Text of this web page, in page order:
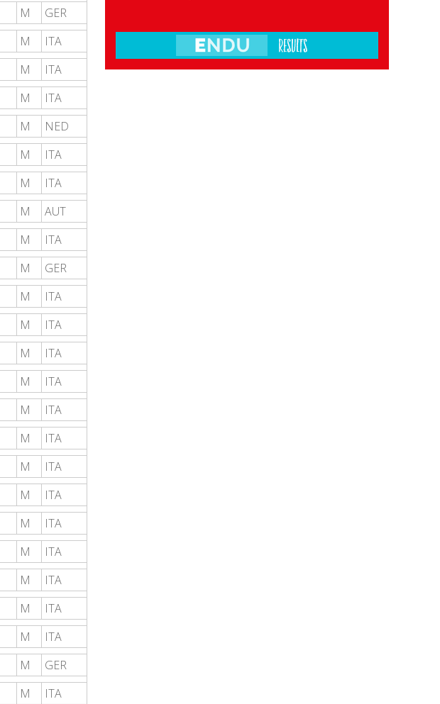
M
GER
M
ITA
M
ITA
M
ITA
M
NED
M
ITA
M
ITA
M
AUT
M
ITA
M
GER
M
ITA
M
ITA
M
ITA
M
ITA
M
ITA
M
ITA
M
ITA
M
ITA
M
ITA
M
ITA
M
ITA
M
ITA
M
ITA
M
GER
M
ITA